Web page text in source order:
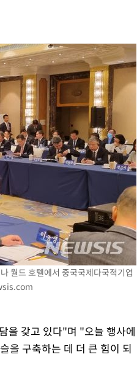
월드 호텔에서 중국국제다국적기업
을 갖고 있다"며 "오늘 행사에
을 구축하는 데 더 큰 힘이 되